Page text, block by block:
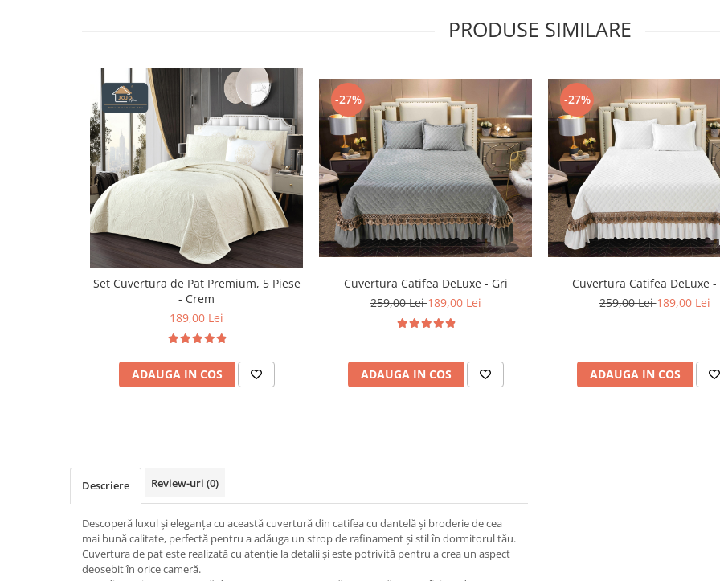
Piese, Cu Pilota Inclusa
Lenjerii De Pat Premium Collection
Set Lenjerie De Pat, 7 Piese, Cu
Pilota / Cuvertura Inclusa
Set Lenjerie De Pat Jacquard Regal,
11 Piese, Cuvertura Inclusa
Lenjerii Damasc Egiptean King Size
Lenjerii De Pat, Finet Premium, 1
Lenjerii De Pat Damasc 1 Persoana
Lenjerii De Pat, Imprimeu 3D, 1
PRODUSE SIMILARE
Set Cuvertura de Pat Premium, 5 Piese
- Crem
189,00 Lei
ADAUGA IN COS
-27%
Cuvertura Catifea DeLuxe - Gri
259,00 Lei189,00 Lei
ADAUGA IN COS
-27%
Cuvertura Catifea DeLuxe -
259,00 Lei189,00 Lei
ADAUGA IN COS
Descriere Review-uri (0)
Descoperă luxul și eleganța cu această cuvertură din catifea cu dantelă și broderie de cea
mai bună calitate, perfectă pentru a adăuga un strop de rafinament și stil în dormitorul tău.
Cuvertura de pat este realizată cu atenție la detalii și este potrivită pentru a crea un aspect
deosebit în orice cameră.